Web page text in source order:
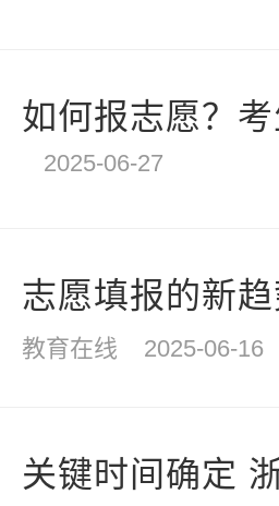
如何报志愿？
2025-06-27
志愿填报的新
教育在线 2025-06-16
关键时间确定